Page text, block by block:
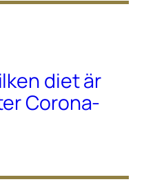
diet är
Corona-